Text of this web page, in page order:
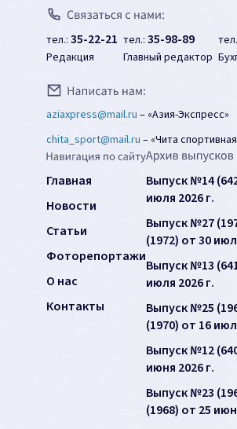
тел.: 35-22-21
Редакция
тел.: 35-98-89
Главный редактор
aziaxpress@mail.ru – «Азия-Экспресс»
chita_sport@mail.ru – «Чита
Главная
Новости
Статьи
Фоторепортажи
О нас
Контакты
Выпуск №14
июля 2026 г.
Выпуск №27
(1972) от 30
Выпуск №13
июля 2026 г.
Выпуск №25
(1970) от 16
Выпуск №12
июня 2026 г.
Выпуск №23
(1968) от 25